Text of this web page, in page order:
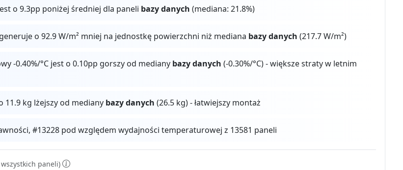
o 9.3pp poniżej średniej dla paneli bazy danych (mediana: 21.8%)
o 92.9 W/m² mniej na jednostkę powierzchni niż mediana bazy danych (217.7 W/m²)
-0.40%/°C jest o 0.10pp gorszy od mediany bazy danych (-0.30%/°C) - większe straty w letnim
11.9 kg lżejszy od mediany bazy danych (26.5 kg) - łatwiejszy montaż
#13228 pod względem wydajności temperaturowej z 13581 paneli
paneli)